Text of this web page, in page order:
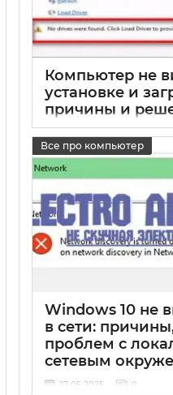
Компьютер не
установке и
причины и
HDD и
17 05 2025 0
Все про компьютер
Windows 10 не
в сети:
проблем с
сетевым
17 05 2025 0